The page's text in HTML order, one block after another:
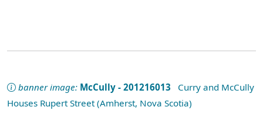
banner image: McCully - 201216013 Curry and McCully
Houses Rupert Street (Amherst, Nova Scotia)